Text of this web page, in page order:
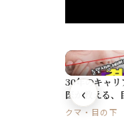
‹
30年のキャ
医が教える、
強化が重要な
クマ・目の下